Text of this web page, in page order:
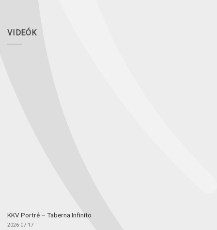
VIDEÓK
KKV Portré – Taberna Infinito
2026-07-17